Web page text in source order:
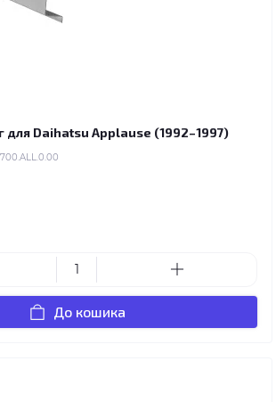
для Daihatsu Applause (1992–1997)
До кошика